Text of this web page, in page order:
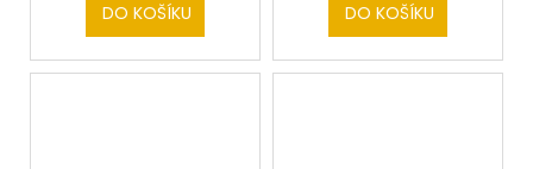
DO KOŠÍKU DO KOŠÍKU